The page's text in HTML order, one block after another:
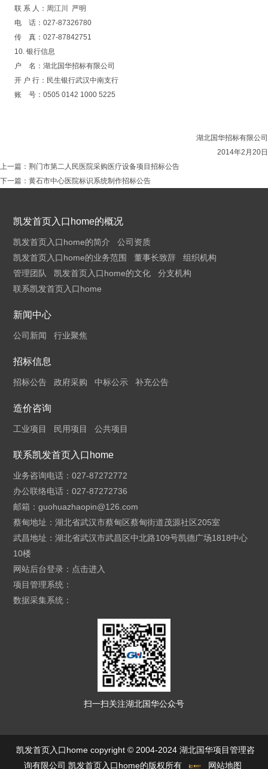
联 系 人：周江川 严明
电 话：027-87326780
传 真：027-87842751
10. 银行信息
户 名：湖北国华招标有限公司
开 户 行：民生银行武汉中南支行
账 号：0505 0142 1000 5225
湖北国华招标有限公司
2014年2月20日
上一篇： 荆门市第二人民医院采购医疗设备项目招标公告
下一篇： 黄石市中心医院标识系统制作招标公告
凯发首页入口home的概况
凯发首页入口home的简介
公司资质
凯发首页入口home的业务范围
董事长致辞
组织机构
管理团队
凯发首页入口home的文化
分支机构
联系凯发首页入口home
新闻中心
公司新闻 行业聚焦
招标信息
招标公告 政府采购 中标公示 补充公告
造价咨询
工业项目 民用项目 公共项目
联系凯发首页入口home
业务咨询电话：027-87272772
办公联络电话：027-87272736
邮箱：guohuazhaopin@126.com
蔡甸地址：湖北省武汉市蔡甸区蔡甸街道茂源社区205室
武昌地址：湖北省武汉市武昌区中北路109号凯德广场1818中心
10楼
网站后台登录： 点击进入
项目管理系统：
数据采集系统：
扫一扫关注湖北国华公众号
凯发首页入口home copyright © 2004-2024 湖北国华项目管理咨
询有限公司 凯发首页入口home的版权所有
网站地图